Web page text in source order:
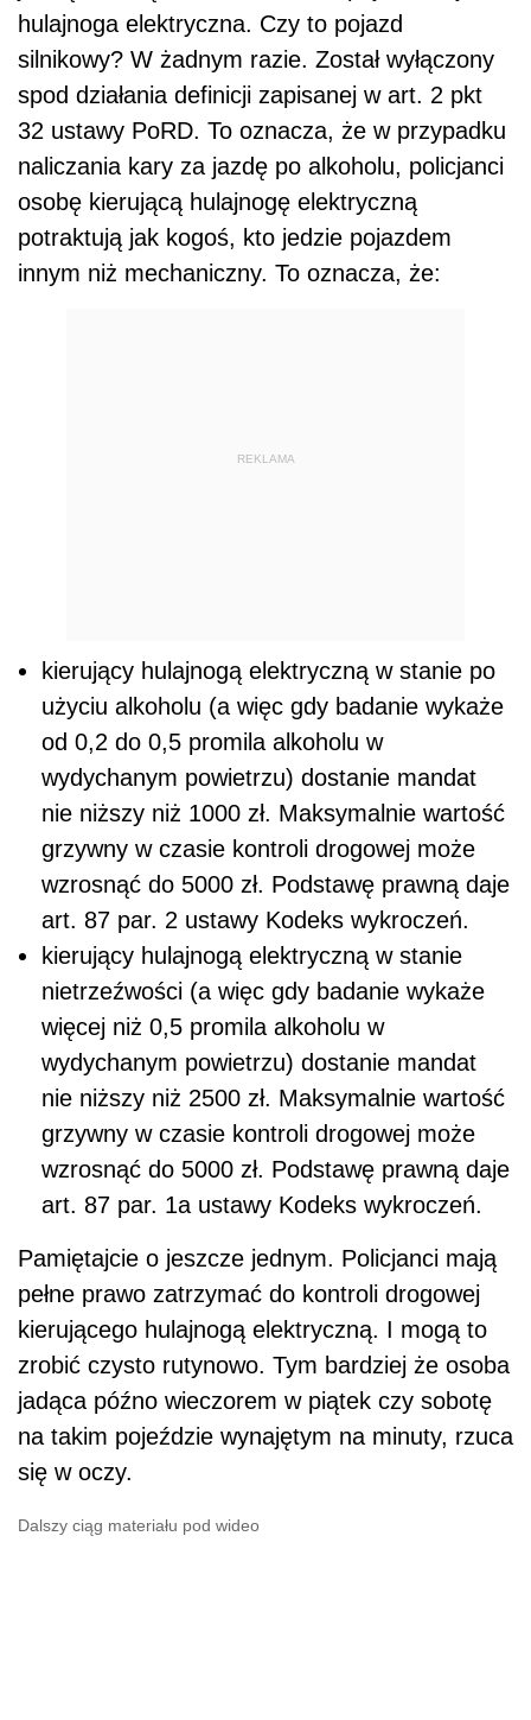
hulajnoga elektryczna. Czy to pojazd
silnikowy? W żadnym razie. Został wyłączony
spod działania definicji zapisanej w art. 2 pkt
32 ustawy PoRD. To oznacza, że w przypadku
naliczania kary za jazdę po alkoholu, policjanci
osobę kierującą hulajnogę elektryczną
potraktują jak kogoś, kto jedzie pojazdem
innym niż mechaniczny. To oznacza, że:
REKLAMA
kierujący hulajnogą elektryczną w stanie po
użyciu alkoholu (a więc gdy badanie wykaże
od 0,2 do 0,5 promila alkoholu w
wydychanym powietrzu) dostanie mandat
nie niższy niż 1000 zł. Maksymalnie wartość
grzywny w czasie kontroli drogowej może
wzrosnąć do 5000 zł. Podstawę prawną daje
art. 87 par. 2 ustawy Kodeks wykroczeń.
kierujący hulajnogą elektryczną w stanie
nietrzeźwości (a więc gdy badanie wykaże
więcej niż 0,5 promila alkoholu w
wydychanym powietrzu) dostanie mandat
nie niższy niż 2500 zł. Maksymalnie wartość
grzywny w czasie kontroli drogowej może
wzrosnąć do 5000 zł. Podstawę prawną daje
art. 87 par. 1a ustawy Kodeks wykroczeń.
Pamiętajcie o jeszcze jednym. Policjanci mają
pełne prawo zatrzymać do kontroli drogowej
kierującego hulajnogą elektryczną. I mogą to
zrobić czysto rutynowo. Tym bardziej że osoba
jadąca późno wieczorem w piątek czy sobotę
na takim pojeździe wynajętym na minuty, rzuca
się w oczy.
Dalszy ciąg materiału pod wideo